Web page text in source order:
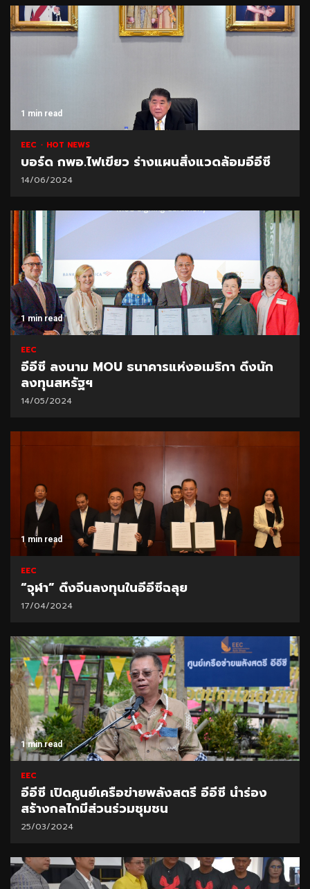
1 min read
EEC HOT NEWS
บอร์ด กพอ.ไฟเขียว ร่างแผนสิ่งแวดล้อมอีอีซี
14/06/2024
1 min read
EEC
อีอีซี ลงนาม MOU ธนาคารแห่งอเมริกา ดึงนัก
ลงทุนสหรัฐฯ
14/05/2024
1 min read
EEC
“จุฬา” ดึงจีนลงทุนในอีอีซีฉลุย
17/04/2024
1 min read
EEC
อีอีซี เปิดศูนย์เครือข่ายพลังสตรี อีอีซี นำร่อง
สร้างกลไกมีส่วนร่วมชุมชน
25/03/2024